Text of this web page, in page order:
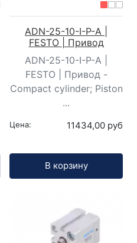
ADN-25-10-I-P-A |
FESTO | Привод
ADN-25-10-I-P-A |
FESTO | Привод -
Compact cylinder; Piston
...
Цена: 11434,00 руб
В корзину